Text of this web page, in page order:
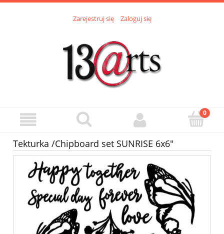
Zarejestruj się Zaloguj się
Tekturka /Chipboard set SUNRISE 6x6"